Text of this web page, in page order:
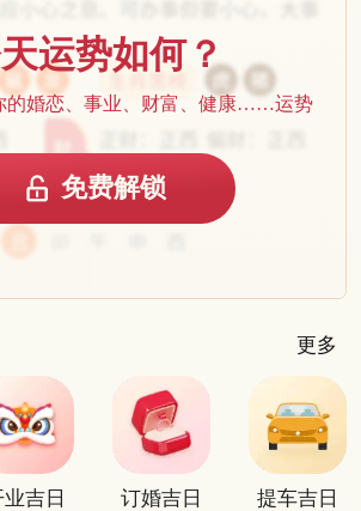
运势如何？
的婚恋、事业、财富、健康……运势
免费解锁
更多
吉日 订婚吉日 提车吉日